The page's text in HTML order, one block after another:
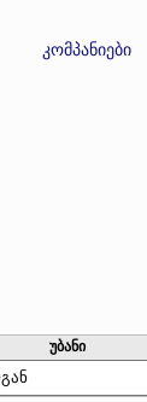
კომპანიები
უბანი